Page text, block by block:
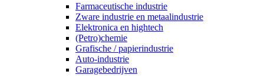
Farmaceutische industrie
Zware industrie en metaalindustrie
Elektronica en hightech
(Petro)chemie
Grafische / papierindustrie
Auto-industrie
Garagebedrijven